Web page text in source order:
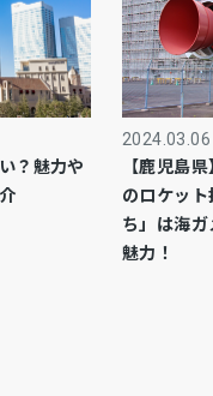
？魅力や
2024.03.06
【鹿児島
のロケッ
ち」は海
魅力！